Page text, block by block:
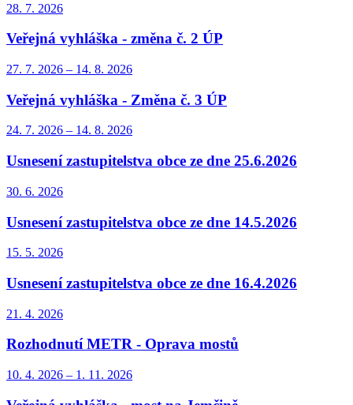
28. 7. 2026
Veřejná vyhláška - změna č. 2 ÚP
27. 7. 2026 – 14. 8. 2026
Veřejná vyhláška - Změna č. 3 ÚP
24. 7. 2026 – 14. 8. 2026
Usnesení zastupitelstva obce ze dne 25.6.2026
30. 6. 2026
Usnesení zastupitelstva obce ze dne 14.5.2026
15. 5. 2026
Usnesení zastupitelstva obce ze dne 16.4.2026
21. 4. 2026
Rozhodnutí METR - Oprava mostů
10. 4. 2026 – 1. 11. 2026